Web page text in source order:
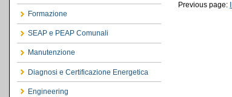
Formazione
SEAP e PEAP Comunali
Manutenzione
Diagnosi e Certificazione Energetica
Engineering
Previous page: